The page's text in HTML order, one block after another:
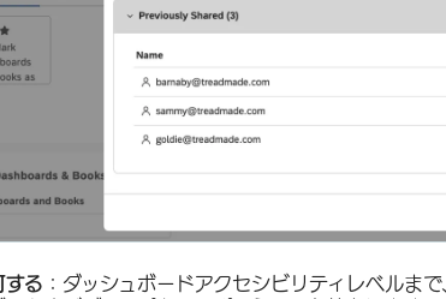
する ：ダッシュボードアクセシビリティレベルま